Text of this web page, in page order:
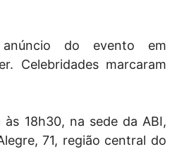
do evento em
Celebridades marcaram
18h30, na sede da ABI,
71, região central do